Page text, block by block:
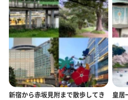
新宿から赤坂見附まで散歩してき
皇居